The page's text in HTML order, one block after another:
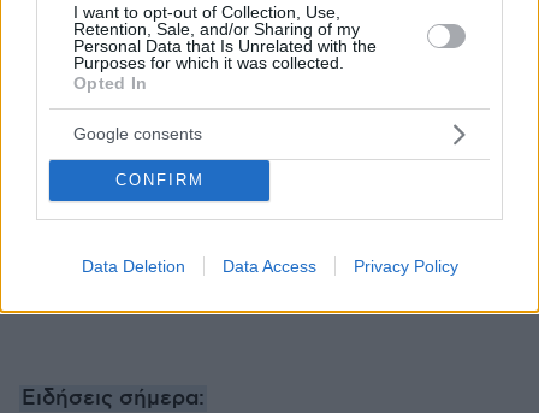
I want to opt-out of Collection, Use,
Retention, Sale, and/or Sharing of my
Personal Data that Is Unrelated with the
Purposes for which it was collected.
Opted In
Google consents
CONFIRM
Data Deletion Data Access Privacy Policy
«Ελπίζω να τα βρουν, πιστεύω στη μεταμέλεια»,
σχολίασε οΜάικ Τζόνσον.
Ο Μασκ έχει ήδη δηλώσει ότι σχεδιάζει να
περιορίσει τα χρήματα που δαπανά για την
υποστήριξη πολιτικών και την Τρίτη ζήτησε να
απολυθούν του χρόνου «όλοι οι πολιτικοί που
Πηγή
Ειδήσεις σήμερα: